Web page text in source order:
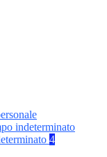
indeterminato
4